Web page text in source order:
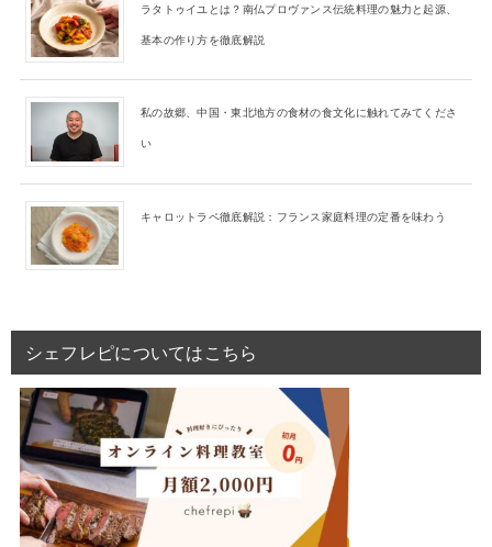
ラタトゥイユとは？南仏プロヴァンス伝統料理の魅力と起源、
基本の作り方を徹底解説
私の故郷、中国・東北地方の食材の食文化に触れてみてくださ
い
キャロットラペ徹底解説：フランス家庭料理の定番を味わう
シェフレピについてはこちら